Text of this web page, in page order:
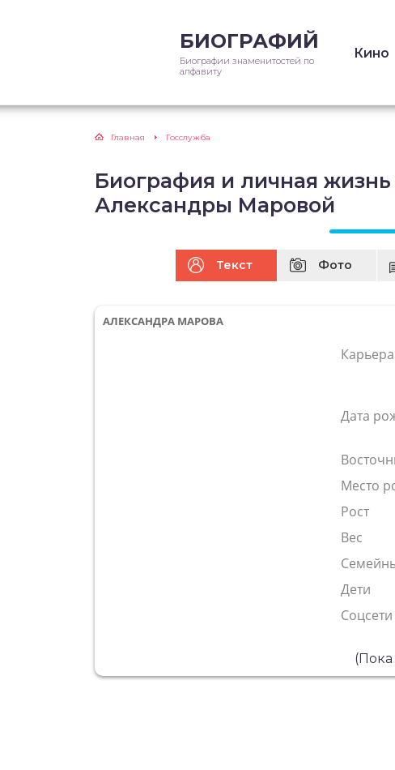
БИОГРАФИЙ
Биографии знаменитостей по
алфавиту
Кино
Главная Госслужба
Биография и личная
Александры Маровой
Текст Фото
АЛЕКСАНДРА МАРОВА
Карьера
Дата
Место
Рост
Вес
Дети
Соцсети